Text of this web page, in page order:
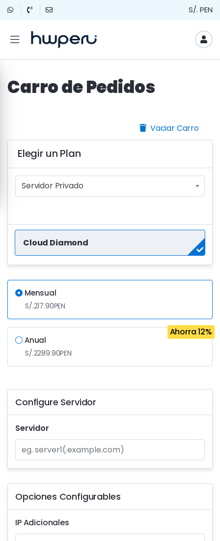
S/. PEN
Carro de Pedidos
Vaciar Carro
Elegir un Plan
Servidor Privado
Cloud Diamond
Mensual
S/.217.90PEN
Anual
S/.2289.90PEN
Ahorra 12%
Configure Servidor
Servidor
Opciones Configurables
IP Adicionales